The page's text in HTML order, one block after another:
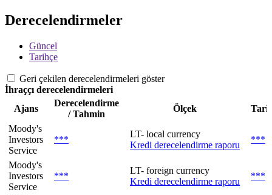
Derecelendirmeler
Güncel
Tarihçe
Geri çekilen derecelendirmeleri göster
İhraççı derecelendirmeleri
Ajans
Derecelendirme
/ Tahmin
Ölçek
Moody's
Investors
Service
***
LT- local currency
Kredi derecelendirme raporu
***
Moody's
Investors
Service
***
LT- foreign currency
Kredi derecelendirme raporu
***